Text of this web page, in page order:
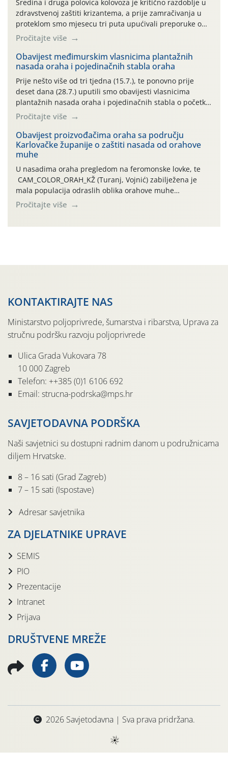
Sredina i druga polovica kolovoza je kritično razdoblje u
zdravstvenoj zaštiti krizantema, a prije zamračivanja u
proteklom smo mjesecu tri puta upućivali preporuke o
preventivnim mjerama zaštite krizantema od najčešćih
uzročnika bolesti, štetnika i fito-fagnih grinja (23.7., 14.7.,
06.7.)! Na početku ovog mjeseca je zabilježeno je
povijesno i ekstremno vruće meteorološko razdoblje, uz
najviše temperature […]
Pročitajte više
Obavijest međimurskim vlasnicima plantažnih
nasada oraha i pojedinačnih stabla oraha
Prije nešto više od tri tjedna (15.7.), te ponovno prije
deset dana (28.7.) uputili smo obavijesti vlasnicima
plantažnih nasada oraha i pojedinačnih stabla o početku
leta i ovogodišnjoj potrebi usmjerenog suzbijanja
orahove muhe (Rhagoletis completa)! Već dvanaest dana
traje drugi ovogodišnji “toplinski udar”, koji naročito
izražen zadnja šest dana (31.7.-05.8.), jer najviše
temperature zraka svakodnevno […]
Pročitajte više
Obavijest proizvođačima oraha sa području
Karlovačke županije o zaštiti nasada od orahove
muhe
U nasadima oraha pregledom na feromonske lovke, te
CAM_COLOR_ORAH_KŽ (Turanj, Vojnić) zabilježena je
mala populacija odraslih oblika orahove muhe
(Rhagoletis completa). Niska brojnost može se objasniti
činjenicom da je riječ o mladim nasadima s vrlo malim
Pročitajte više
KONTAKTIRAJTE NAS
Ministarstvo poljoprivrede, šumarstva i ribarstva, Uprava za
stručnu podršku razvoju poljoprivrede
Ulica Grada Vukovara 78
10 000 Zagreb
Telefon: ++385 (0)1 6106 692
Email: strucna-podrska@mps.hr
SAVJETODAVNA PODRŠKA
Naši savjetnici su dostupni radnim danom u podružnicama
diljem Hrvatske.
8 – 16 sati (Grad Zagreb)
7 – 15 sati (Ispostave)
Adresar savjetnika
ZA DJELATNIKE UPRAVE
SEMIS
PIO
Prezentacije
Intranet
Prijava
DRUŠTVENE MREŽE
2026 Savjetodavna | Sva prava pridržana.